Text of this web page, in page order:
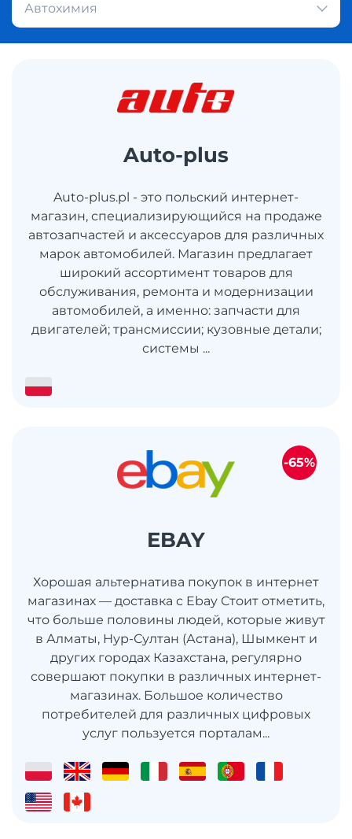
Автохимия
Auto-plus
Auto-plus.pl - это польский интернет-
магазин, специализирующийся на продаже
автозапчастей и аксессуаров для различных
марок автомобилей. Магазин предлагает
широкий ассортимент товаров для
обслуживания, ремонта и модернизации
автомобилей, а именно: запчасти для
двигателей; трансмиссии; кузовные детали;
системы ...
EBAY
Хорошая альтернатива покупок в интернет
магазинах — доставка с Ebay Стоит отметить,
что больше половины людей, которые живут
в Алматы, Нур-Султан (Астана), Шымкент и
других городах Казахстана, регулярно
совершают покупки в различных интернет-
магазинах. Большое количество
потребителей для различных цифровых
услуг пользуется порталам...
-65%